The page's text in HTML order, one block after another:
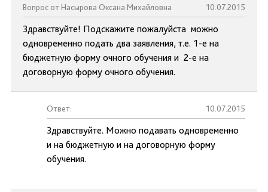
Вопрос от Насырова Оксана Михайловна 10.07.2015
Здравствуйте! Подскажите пожалуйста можно
одновременно подать два заявления, т.е. 1-е на
бюджетную форму очного обучения и 2-е на
договорную форму очного обучения.
Ответ: 10.07.2015
Здравствуйте. Можно подавать одновременно
и на бюджетную и на договорную форму
обучения.